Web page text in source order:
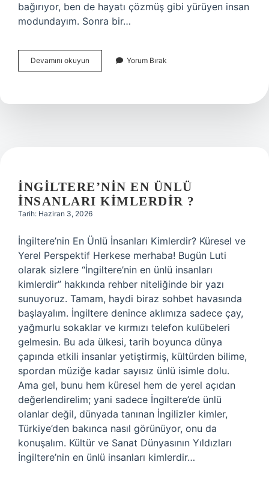
bağırıyor, ben de hayatı çözmüş gibi yürüyen insan
modundayım. Sonra bir…
Devamını okuyun
nasıl
Yorum Bırak
İNGILTERE’NIN EN ÜNLÜ
INSANLARI KIMLERDIR ?
Tarih: Haziran 3, 2026
İngiltere’nin En Ünlü İnsanları Kimlerdir? Küresel ve
Yerel Perspektif Herkese merhaba! Bugün Luti
olarak sizlere “İngiltere’nin en ünlü insanları
kimlerdir” hakkında rehber niteliğinde bir yazı
sunuyoruz. Tamam, haydi biraz sohbet havasında
başlayalım. İngiltere denince aklımıza sadece çay,
yağmurlu sokaklar ve kırmızı telefon kulübeleri
gelmesin. Bu ada ülkesi, tarih boyunca dünya
çapında etkili insanlar yetiştirmiş, kültürden bilime,
spordan müziğe kadar sayısız ünlü isimle dolu.
Ama gel, bunu hem küresel hem de yerel açıdan
değerlendirelim; yani sadece İngiltere’de ünlü
olanlar değil, dünyada tanınan İngilizler kimler,
Türkiye’den bakınca nasıl görünüyor, onu da
konuşalım. Kültür ve Sanat Dünyasının Yıldızları
İngiltere’nin en ünlü insanları kimlerdir…